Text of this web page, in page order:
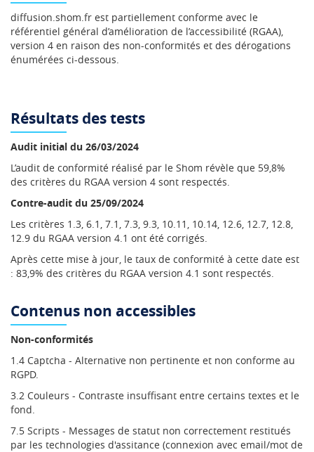
diffusion.shom.fr est partiellement conforme avec le
référentiel général d’amélioration de l’accessibilité (RGAA),
version 4 en raison des non-conformités et des dérogations
énumérées ci-dessous.
Résultats des tests
Audit initial du 26/03/2024
L’audit de conformité réalisé par le Shom révèle que 59,8%
des critères du RGAA version 4 sont respectés.
Contre-audit du 25/09/2024
Les critères 1.3, 6.1, 7.1, 7.3, 9.3, 10.11, 10.14, 12.6, 12.7, 12.8,
12.9 du RGAA version 4.1 ont été corrigés.
Après cette mise à jour, le taux de conformité à cette date est
: 83,9% des critères du RGAA version 4.1 sont respectés.
Contenus non accessibles
Non-conformités
1.4 Captcha - Alternative non pertinente et non conforme au
RGPD.
3.2 Couleurs - Contraste insuffisant entre certains textes et le
fond.
7.5 Scripts - Messages de statut non correctement restitués
par les technologies d'assitance (connexion avec email/mot de